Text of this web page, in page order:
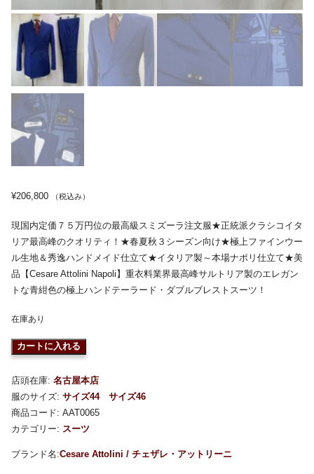
¥206,800 （税込み）
現国内定価７５万円位の最高級スミズーラ注文服★正統派クラシコイタ
リア最高峰のクオリティ！★春夏秋３シーズン向け★極上ファインウー
ル生地＆秀逸ハンドメイド仕立て★イタリア製～本場ナポリ仕立て★美
品【Cesare Attolini Napoli】重衣料業界最高峰サルトリア製のエレガン
トな青紺色の極上ハンドテーラード・ダブルブレストスーツ！
在庫あり
カートに入れる
店頭在庫: 名古屋本店
服のサイズ: サイズ44
サイズ46
商品コード: AAT0065
カテゴリー: スーツ
Cesare Attolini / チェザレ・アットリーニ